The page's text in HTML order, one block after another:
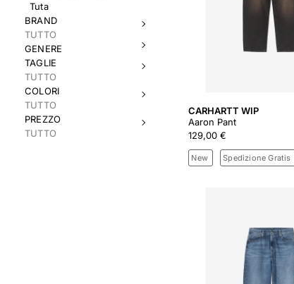
CARHARTT WIP
Aaron Pant
129,00 €
New Spedizione Gratis
Tuta
BRAND
TUTTO
GENERE
TAGLIE
TUTTO
COLORI
TUTTO
PREZZO
TUTTO